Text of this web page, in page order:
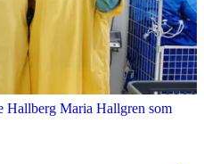
på Samhall? I Borlänge
Hallberg Maria Hallgren som